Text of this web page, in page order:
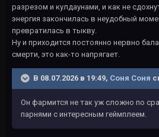
разрезом и кулдаунами, и как не
энергия закончилась в неудобный
превратилась в тыкву.
Ну и приходится постоянно нервно
смерти, это как-то напрягает.
В 08.07.2026 в 19:49, Соня Соня
Он фармится не так уж сложно по
парнями с интересным геймплеем.